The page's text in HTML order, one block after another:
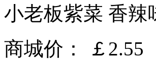
小老板紫菜 香辣
商城价：
￡2.55